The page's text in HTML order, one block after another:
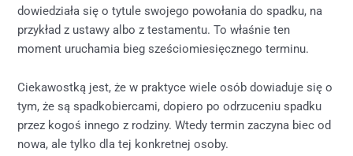
dowiedziała się o tytule swojego powołania do spadku, na
przykład z ustawy albo z testamentu. To właśnie ten
moment uruchamia bieg sześciomiesięcznego terminu.
Ciekawostką jest, że w praktyce wiele osób dowiaduje się o
tym, że są spadkobiercami, dopiero po odrzuceniu spadku
przez kogoś innego z rodziny. Wtedy termin zaczyna biec od
nowa, ale tylko dla tej konkretnej osoby.